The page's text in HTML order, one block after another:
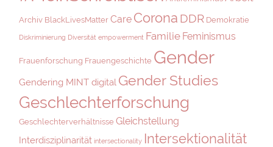
Archiv BlackLivesMatter Care Corona DDR Demokratie
Diskriminierung Diversität empowerment Familie Feminismus
Frauenforschung Frauengeschichte Gender
Gendering MINT digital Gender Studies
Geschlechterforschung
Geschlechterverhältnisse Gleichstellung
Interdisziplinarität intersectionality Intersektionalität